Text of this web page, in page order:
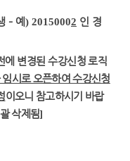
– 예 ) 20150002 인 경
에 변경된 수강신청 로직
시로 오픈하여 수강신청
이오니 참고하시기 바랍
삭제됨]